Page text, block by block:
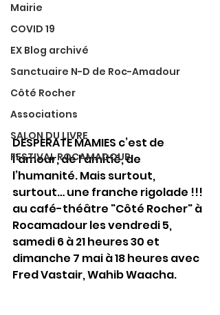
Mairie
COVID 19
EX Blog archivé
Sanctuaire N-D de Roc-Amadour
Côté Rocher
Associations
SALON DU LIVRE
FESTIVAL ROCAMADOUR
DESPERATE MAMIES c’est de
l’amour, de l’amitié, de
l’humanité. Mais surtout,
surtout… une franche rigolade !!!
au café-théâtre "Côté Rocher" à
Rocamadour les vendredi 5,
samedi 6 à 21 heures 30 et
dimanche 7 mai à 18 heures avec
Fred Vastair, Wahib Waacha.